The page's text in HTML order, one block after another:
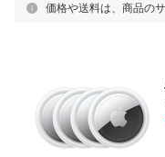
価格や送料は、商品の